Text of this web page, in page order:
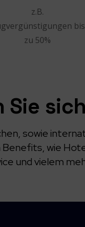
z.B.
bis
zu 50%
Sie
sowie
Benefits, wie
und vielem